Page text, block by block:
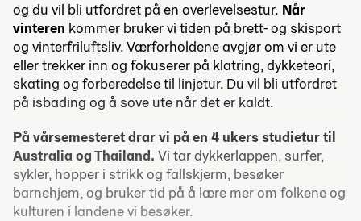
og du vil bli utfordret på en overlevelsestur. Når
vinteren kommer bruker vi tiden på brett- og skisport
og vinterfriluftsliv. Værforholdene avgjør om vi er ute
eller trekker inn og fokuserer på klatring, dykketeori,
skating og forberedelse til linjetur. Du vil bli utfordret
på isbading og å sove ute når det er kaldt.
På vårsemesteret drar vi på en 4 ukers studietur til
Australia og Thailand. Vi tar dykkerlappen, surfer,
sykler, hopper i strikk og fallskjerm, besøker
barnehjem, og bruker tid på å lære mer om folkene og
kulturen i landene vi besøker.